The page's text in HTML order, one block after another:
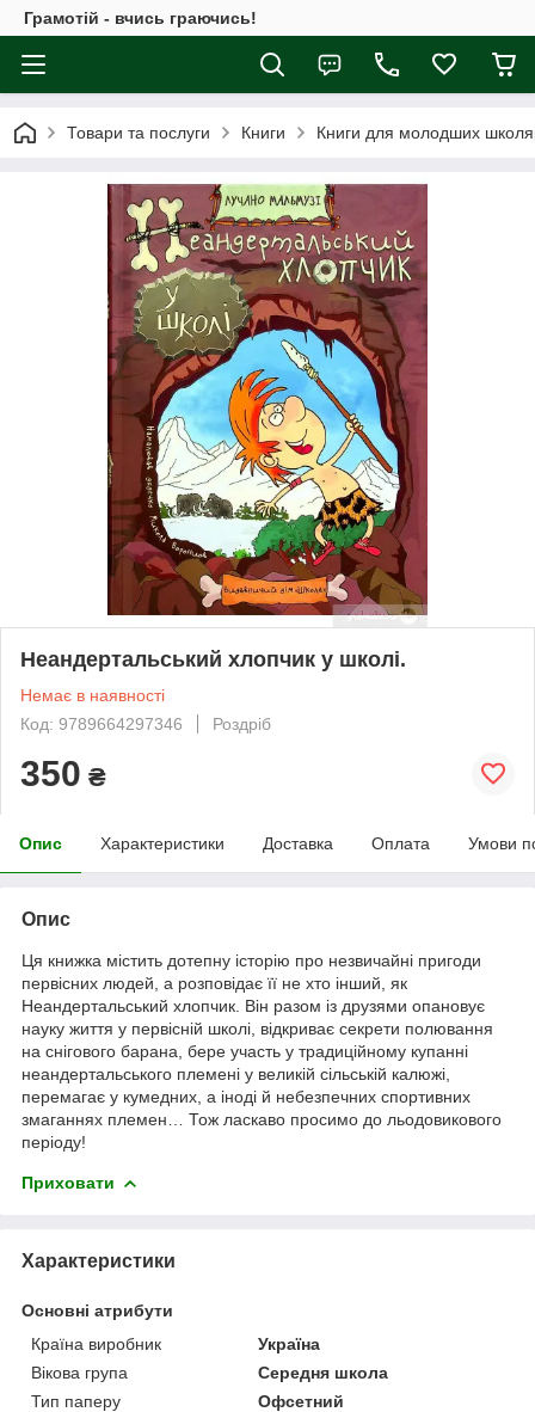
Грамотій - вчись граючись!
Товари та послуги Книги Книги для молодших
Неандертальський хлопчик у школі.
Немає в наявності
Код: 9789664297346
Роздріб
350 ₴
Опис Характеристики Доставка Оплата Умови
Опис
Ця книжка містить дотепну історію про незвичайні пригоди
первісних людей, а розповідає її не хто інший, як
Неандертальський хлопчик. Він разом із друзями опановує
науку життя у первісній школі, відкриває секрети полювання
на снігового барана, бере участь у традиційному купанні
неандертальського племені у великій сільській калюжі,
перемагає у кумедних, а іноді й небезпечних спортивних
змаганнях племен… Тож ласкаво просимо до льодовикового
періоду!
Приховати
Характеристики
Основні атрибути
Країна виробник
Україна
Вікова група
Середня школа
Тип паперу
Офсетний